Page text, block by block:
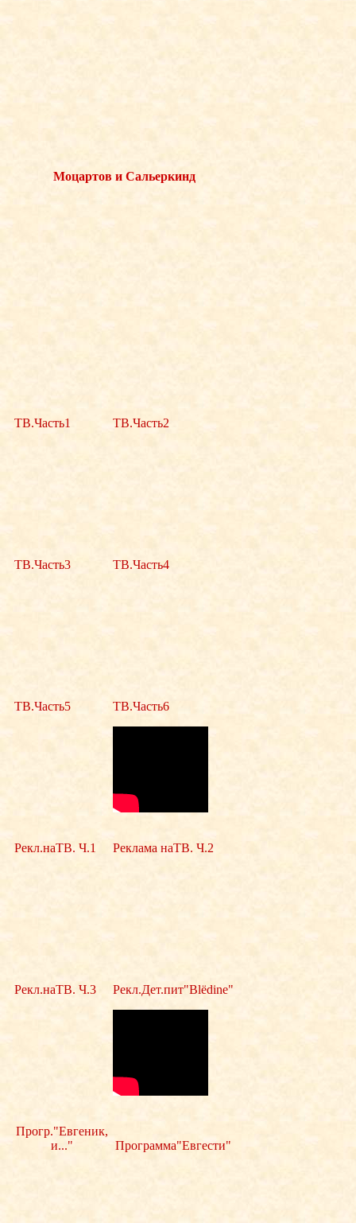
Моцартов и Сальеркинд
ТВ.Часть1 ТВ.Часть2
ТВ.Часть3 ТВ.Часть4
ТВ.Часть5 ТВ.Часть6
Рекл.наТВ. Ч.1 Реклама наТВ. Ч.2
Рекл.наТВ. Ч.3 Рекл.Дет.пит"Blёdine"
Прогр."Евгеник,
и..."
Программа"Евгести"